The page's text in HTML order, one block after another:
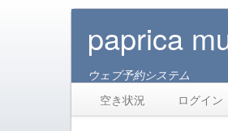
paprica
ウェブ予約システム
空き状況
ログイン